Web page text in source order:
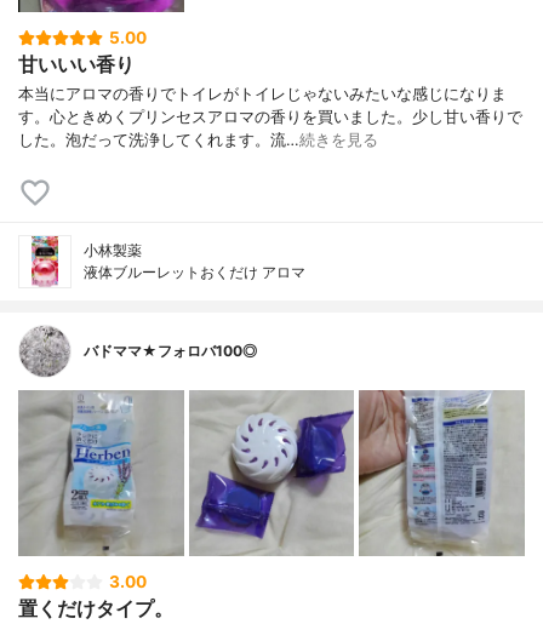
5.00
甘いいい香り
本当にアロマの香りでトイレがトイレじゃないみたいな感じになりま
す。心ときめくプリンセスアロマの香りを買いました。少し甘い香りで
した。泡だって洗浄してくれます。流…続きを見る
小林製薬
液体ブルーレットおくだけ アロマ
バドママ★フォロバ100◎
3.00
置くだけタイプ。